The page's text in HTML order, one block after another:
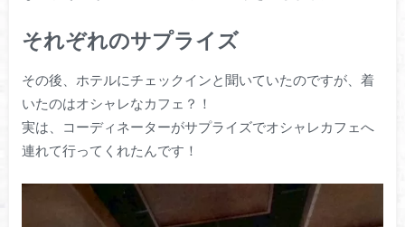
それぞれのサプライズ
その後、ホテルにチェックインと聞いていたのですが、着
いたのはオシャレなカフェ？！
実は、コーディネーターがサプライズでオシャレカフェへ
連れて行ってくれたんです！